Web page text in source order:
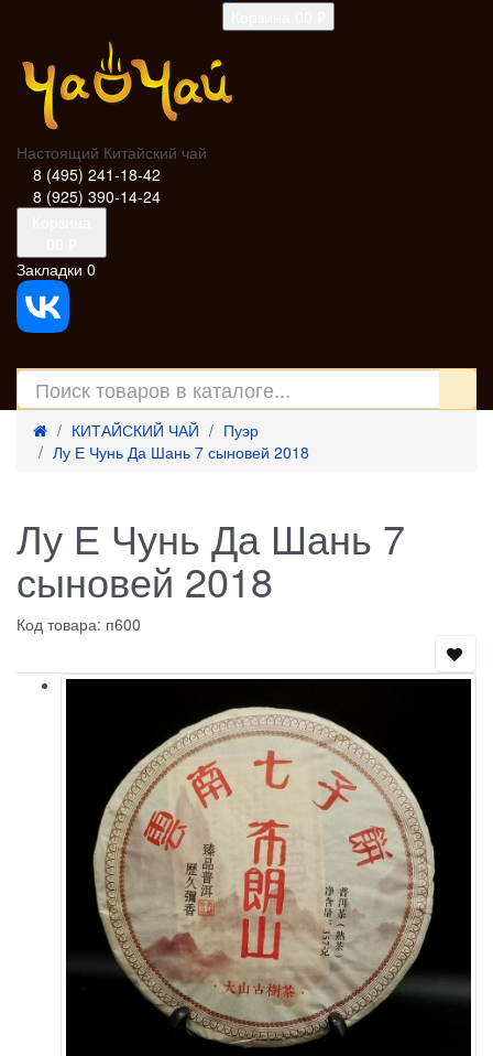
Настоящий Китайский чай
8 (495) 241-18-42
8 (925) 390-14-24
Закладки 0
КИТАЙСКИЙ ЧАЙ
Пуэр
Лу Е Чунь Да Шань 7 сыновей 2018
Лу Е Чунь Да Шань 7
сыновей 2018
Код товара: п600